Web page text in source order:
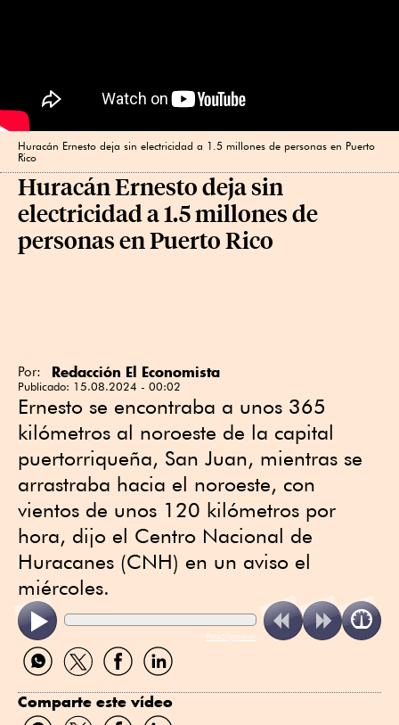
Huracán Ernesto deja sin electricidad a 1.5 millones de personas en Puerto
Rico
Huracán Ernesto deja sin
electricidad a 1.5 millones de
personas en Puerto Rico
Por: Redacción El Economista
Publicado: 15.08.2024 - 00:02
Ernesto se encontraba a unos 365
kilómetros al noroeste de la capital
puertorriqueña, San Juan, mientras se
arrastraba hacia el noroeste, con
vientos de unos 120 kilómetros por
hora, dijo el Centro Nacional de
Huracanes (CNH) en un aviso el
miércoles.
ReadSpeaker
Compartir
por
Compartir
por
Compartir
por
Compartir
por
Comparte este vídeo